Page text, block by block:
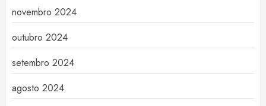
novembro 2024
outubro 2024
setembro 2024
agosto 2024